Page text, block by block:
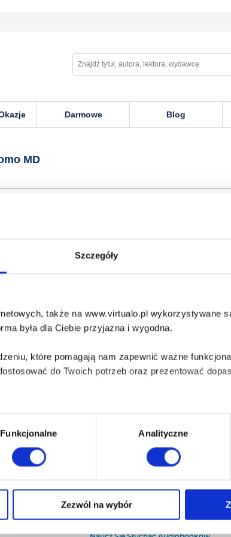
Szczegóły
także na www.virtualo.pl wykorzystywane
była dla Ciebie przyjazna i wygodna.
które pomagają nam zapewnić ważne
do Twoich potrzeb oraz prezentować
prawidłowego i bezpiecznego działania serwisu -
doświadczenia jeśli jesteś naszym Użytkownikiem.
Funkcjonalne Analityczne
Zezwól na wybór
Darmowe Blog
MD
Baza wiedzy
Który Format Ebooka Wybrać?